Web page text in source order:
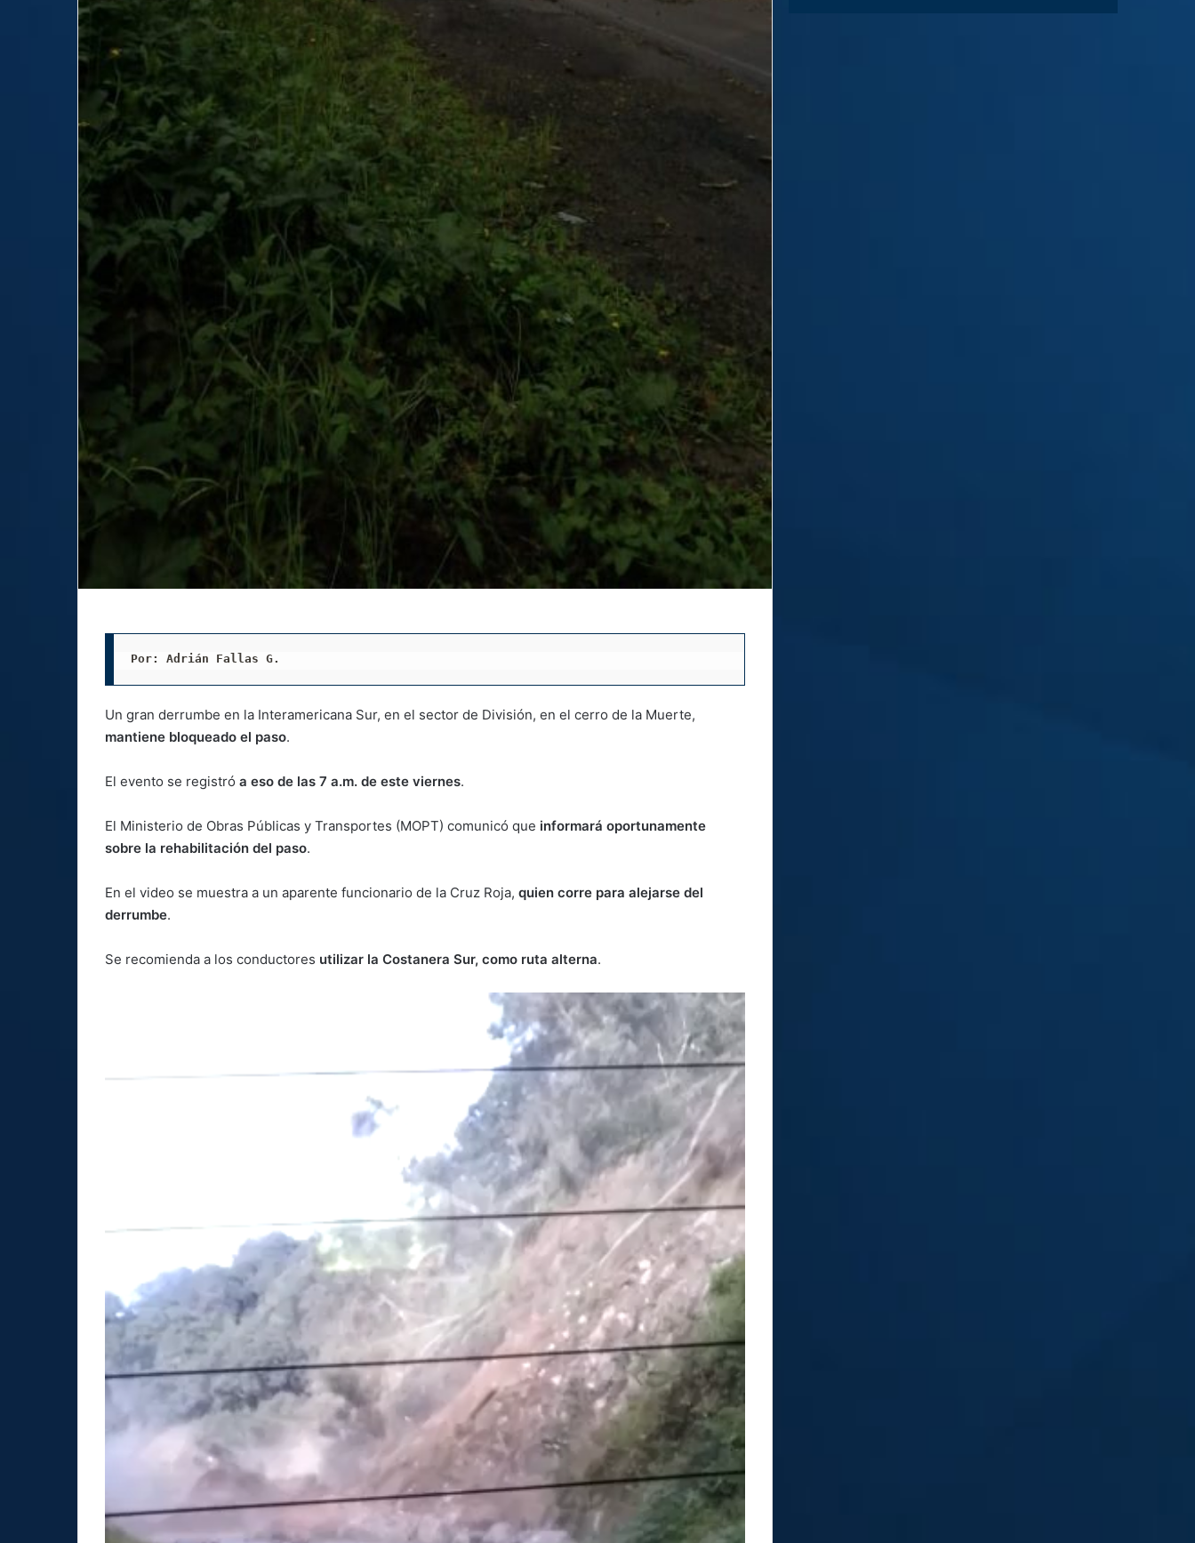
Por: Adrián Fallas G.
Un gran derrumbe en la Interamericana Sur, en el sector de División, en el cerro de la Muerte,
mantiene bloqueado el paso.
El evento se registró a eso de las 7 a.m. de este viernes.
El Ministerio de Obras Públicas y Transportes (MOPT) comunicó que informará oportunamente
sobre la rehabilitación del paso.
En el video se muestra a un aparente funcionario de la Cruz Roja, quien corre para alejarse del
derrumbe.
Se recomienda a los conductores utilizar la Costanera Sur, como ruta alterna.